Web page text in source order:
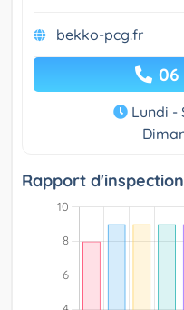
bekko-pcg.fr
06
Lundi -
Rapport d'inspection